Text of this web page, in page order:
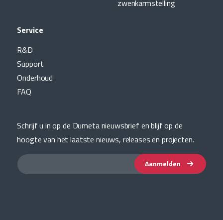
zwenkarmstelling
Service
R&D
Support
Onderhoud
FAQ
Schrijf u in op de Dumeta nieuwsbrief en blijf op de
hoogte van het laatste nieuws, releases en projecten.
Aanmelden